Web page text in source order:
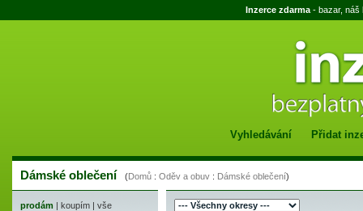
Inzerce zdarma - bazar, náš
Vyhledávání Přidat
Dámské oblečení (Domů : Oděv a obuv : Dámské oblečení)
prodám | koupím | vše